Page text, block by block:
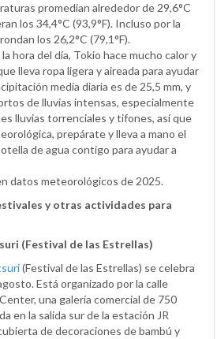
promedian alrededor de 29,6°C
los 34,4°C (93,9°F). Incluso por la
los 26,2°C (79,1°F).
hora del día, Tokio hace mucho calor y
lleva ropa ligera y aireada para ayudar
media diaria es de 25,5 mm, y
de lluvias intensas, especialmente
lluvias torrenciales y tifones, así que
prepárate y lleva a mano el
de agua contigo para ayudar a
datos meteorológicos de 2025.
y otras actividades para
(Festival de las Estrellas)
(Festival de las Estrellas) se celebra
Está organizado por la calle
una galería comercial de 750
en la salida sur de la estación JR
de decoraciones de bambú y